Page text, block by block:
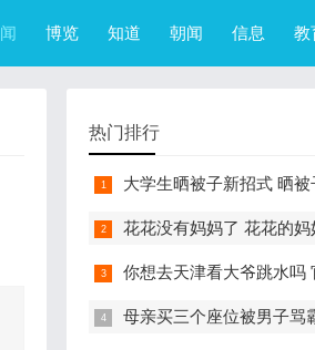
博览 知道 朝闻 信息 教
热门排行
大学生晒被子新招式 晒被子新花样实在太
花花没有妈妈了 花花的妈妈是哪只大
你想去天津看大爷跳水吗 官方回应天津大爷跳水成打
母亲买三个座位被男子骂霸座 女子买3个座位被无座大爷骂哭